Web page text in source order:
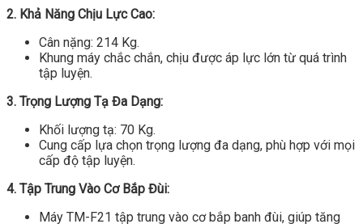
2. Khả Năng Chịu Lực Cao:
Cân nặng: 214 Kg.
Khung máy chắc chắn, chịu được áp lực lớn từ quá trình
tập luyện.
3. Trọng Lượng Tạ Đa Dạng:
Khối lượng tạ: 70 Kg.
Cung cấp lựa chọn trọng lượng đa dạng, phù hợp với mọi
cấp độ tập luyện.
4. Tập Trung Vào Cơ Bắp Đùi:
Máy TM-F21 tập trung vào cơ bắp banh đùi, giúp tăng